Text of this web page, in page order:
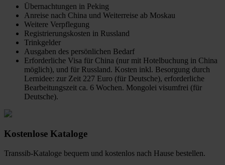
Übernachtungen in Peking
Anreise nach China und Weiterreise ab Moskau
Weitere Verpflegung
Registrierungskosten in Russland
Trinkgelder
Ausgaben des persönlichen Bedarf
Erforderliche Visa für China (nur mit Hotelbuchung in China
möglich), und für Russland. Kosten inkl. Besorgung durch
Lernidee: zur Zeit 227 Euro (für Deutsche), erforderliche
Bearbeitungszeit ca. 6 Wochen. Mongolei visumfrei (für
Deutsche).
Kostenlose Kataloge
Transsib-Kataloge bequem und kostenlos nach Hause bestellen.